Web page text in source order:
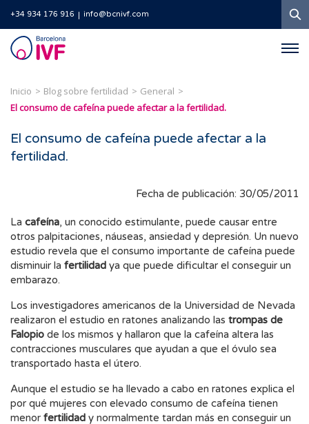
+34 934 176 916 info@bcnivf.com
Barcelona
IVF
Inicio Blog sobre fertilidad
General
El consumo de cafeína puede afectar a la fertilidad.
El consumo de cafeína puede afectar a la
fertilidad.
Fecha de publicación: 30/05/2011
La cafeína, un conocido estimulante, puede causar entre
otros palpitaciones, náuseas, ansiedad y depresión. Un nuevo
estudio revela que el consumo importante de cafeína puede
disminuir la fertilidad ya que puede dificultar el conseguir un
embarazo.
Los investigadores americanos de la Universidad de Nevada
realizaron el estudio en ratones analizando las trompas de
Falopio de los mismos y hallaron que la cafeína altera las
contracciones musculares que ayudan a que el óvulo sea
transportado hasta el útero.
Aunque el estudio se ha llevado a cabo en ratones explica el
por qué mujeres con elevado consumo de cafeína tienen
menor fertilidad y normalmente tardan más en conseguir un